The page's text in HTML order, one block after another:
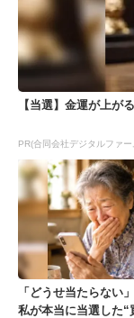
【当選】金運が上が
PR(合同会社デジタルファー
「どうせ当たらない
私が本当に当選した“